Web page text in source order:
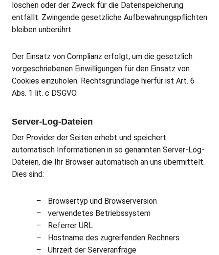
löschen oder der Zweck für die Datenspeicherung
entfällt. Zwingende gesetzliche Aufbewahrungspflichten
bleiben unberührt.
Der Einsatz von Complianz erfolgt, um die gesetzlich
vorgeschriebenen Einwilligungen für den Einsatz von
Cookies einzuholen. Rechtsgrundlage hierfür ist Art. 6
Abs. 1 lit. c DSGVO.
Server-Log-Dateien
Der Provider der Seiten erhebt und speichert
automatisch Informationen in so genannten Server-Log-
Dateien, die Ihr Browser automatisch an uns übermittelt.
Dies sind:
Browsertyp und Browserversion
verwendetes Betriebssystem
Referrer URL
Hostname des zugreifenden Rechners
Uhrzeit der Serveranfrage